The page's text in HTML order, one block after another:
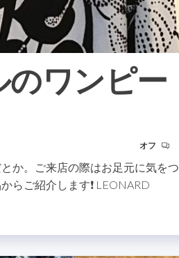
のワンピー
オフ
か。ご来店の際はお足元に気をつ
らご紹介します❗️ LEONARD